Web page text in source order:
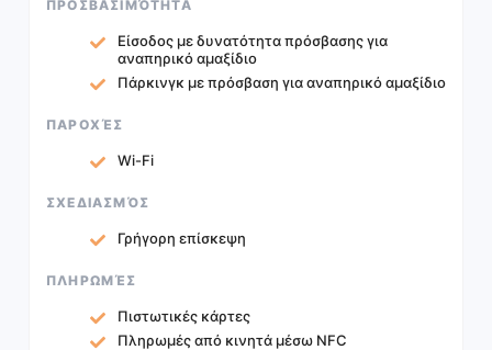
ΠΡΟΣΒΑΣΙΜΌΤΗΤΑ
Είσοδος με δυνατότητα πρόσβασης για
αναπηρικό αμαξίδιο
Πάρκινγκ με πρόσβαση για αναπηρικό αμαξίδιο
ΠΑΡΟΧΈΣ
Wi-Fi
ΣΧΕΔΙΑΣΜΌΣ
Γρήγορη επίσκεψη
ΠΛΗΡΩΜΈΣ
Πιστωτικές κάρτες
Πληρωμές από κινητά μέσω NFC